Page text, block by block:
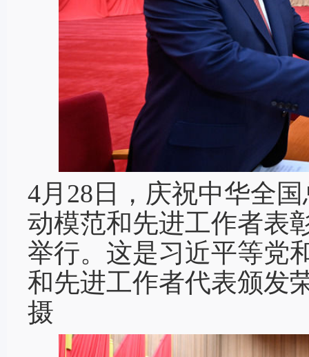
4月28日，庆祝中华全
动模范和先进工作者表
举行。这是习近平等党
和先进工作者代表颁发
摄